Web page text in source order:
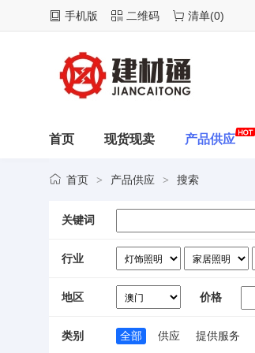
手机版 二维码 清单(0)
首页 现货现卖 产品供应
首页 > 产品供应 > 搜索
关键词
行业
地区 价格
类别 全部 供应 提供服务